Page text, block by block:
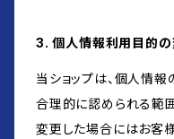
3. 個人情報利用目的の
当ショップは、個人情
合理的に認められる範
変更した場合にはお客